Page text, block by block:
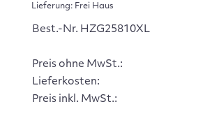
Lieferung: Frei Haus
Best.-Nr. HZG25810XL
Preis ohne MwSt.:
Lieferkosten:
Preis inkl. MwSt.: